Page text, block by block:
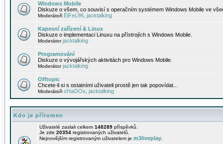
Windows Mobile
Diskuze o všem, co souvisí s operačním systémem Windows Mobile ve
Moderátoři EiFeL96 jacktalking
Kapesní zařízení & Linux
Diskuze o implementaci Linuxu na přístrojích s Windows Mobile.
Moderátorjacktalking
Programování
Diskuze o vývojářských aktivitách pro Windows Mobile.
Moderátorjacktalking
Offtopic
Chcete-li si s ostatními uživateli prostě jen tak popovídat...
Moderátoři cHaOOs jacktalking
Kdo je přítomen
Uživatelé zaslali celkem 148289 příspěvků.
Je zde 20354 registrovaných uživatelů.
Nejnovějším registrovaným uživatelem je m3liveplay